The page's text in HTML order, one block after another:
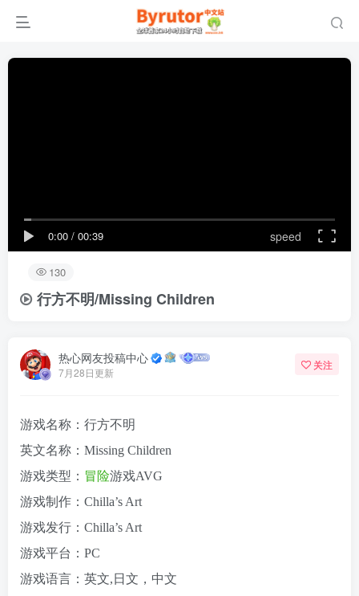
0:00 / 00:39 speed
130
行方不明/Missing Children
热心网友投稿中心
7月28日更新
关注
游戏名称：行方不明
英文名称：Missing Children
游戏类型： 冒险游戏AVG
游戏制作：Chilla’s Art
游戏发行：Chilla’s Art
游戏平台：PC
游戏语言：英文,日文，中文